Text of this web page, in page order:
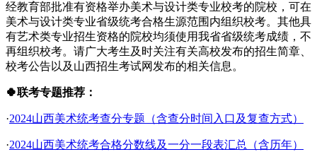
经教育部批准有资格举办美术与设计类专业校考的院校，可在
美术与设计类专业省级统考合格生源范围内组织校考。其他具
有艺术类专业招生资格的院校均须使用我省省级统考成绩，不
再组织校考。请广大考生及时关注有关高校发布的招生简章、
校考公告以及山西招生考试网发布的相关信息。
🍀联考专题推荐：
·2024山西美术统考查分专题（含查分时间入口及复查方式）
·2024山西美术统考合格分数线及一分一段表汇总（含历年）